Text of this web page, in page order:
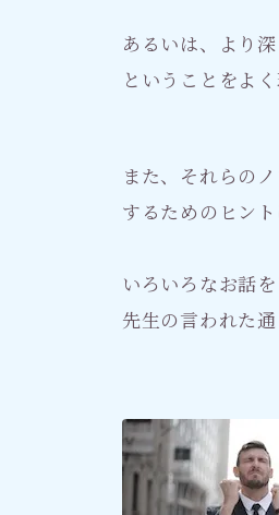
あるいは、より
ということをよ
また、それらの
するためのヒント
いろいろなお話
先生の言われた通